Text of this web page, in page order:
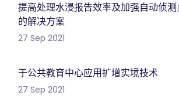
提高处理水浸报告效率及加强自动侦
的解决方案
27 Sep 2021
于公共教育中心应用扩增实境技术
27 Sep 2021